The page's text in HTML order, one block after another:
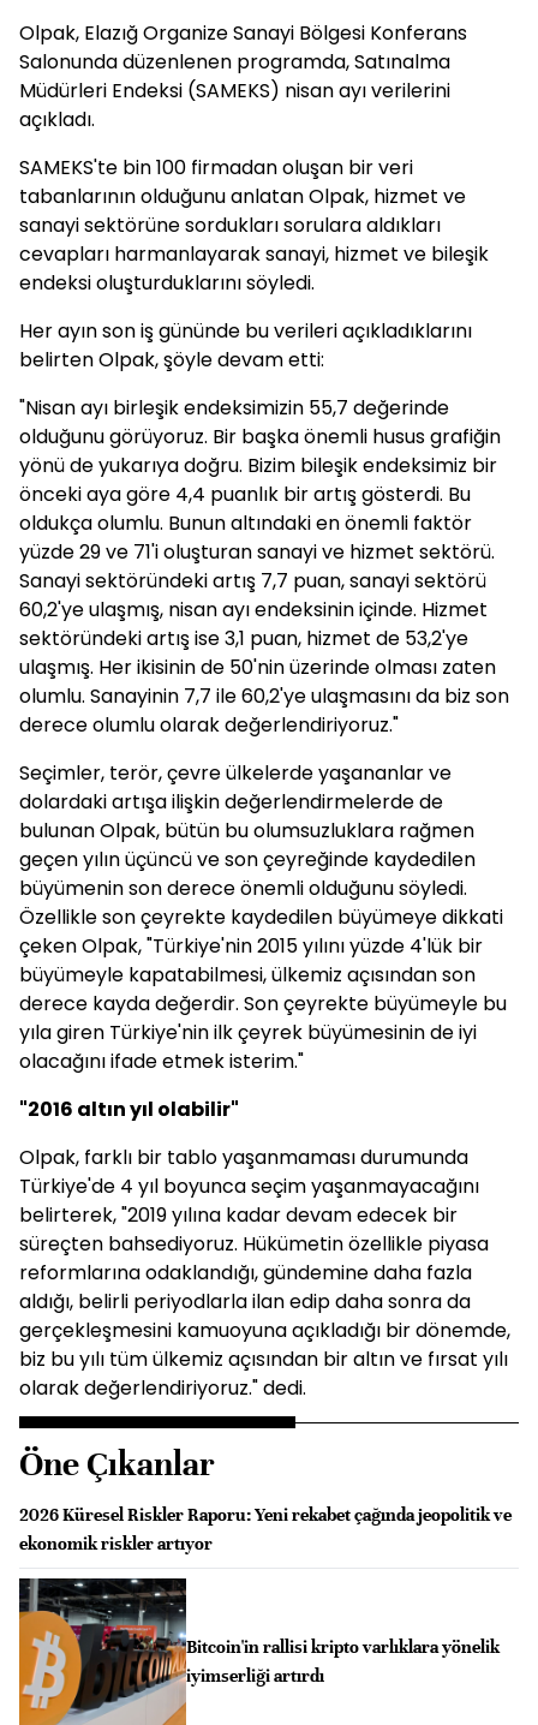
Olpak, Elazığ Organize Sanayi Bölgesi Konferans
Salonunda düzenlenen programda, Satınalma
Müdürleri Endeksi (SAMEKS) nisan ayı verilerini
açıkladı.
SAMEKS'te bin 100 firmadan oluşan bir veri
tabanlarının olduğunu anlatan Olpak, hizmet ve
sanayi sektörüne sordukları sorulara aldıkları
cevapları harmanlayarak sanayi, hizmet ve bileşik
endeksi oluşturduklarını söyledi.
Her ayın son iş gününde bu verileri açıkladıklarını
belirten Olpak, şöyle devam etti:
"Nisan ayı birleşik endeksimizin 55,7 değerinde
olduğunu görüyoruz. Bir başka önemli husus grafiğin
yönü de yukarıya doğru. Bizim bileşik endeksimiz bir
önceki aya göre 4,4 puanlık bir artış gösterdi. Bu
oldukça olumlu. Bunun altındaki en önemli faktör
yüzde 29 ve 71'i oluşturan sanayi ve hizmet sektörü.
Sanayi sektöründeki artış 7,7 puan, sanayi sektörü
60,2'ye ulaşmış, nisan ayı endeksinin içinde. Hizmet
sektöründeki artış ise 3,1 puan, hizmet de 53,2'ye
ulaşmış. Her ikisinin de 50'nin üzerinde olması zaten
olumlu. Sanayinin 7,7 ile 60,2'ye ulaşmasını da biz son
derece olumlu olarak değerlendiriyoruz."
Seçimler, terör, çevre ülkelerde yaşananlar ve
dolardaki artışa ilişkin değerlendirmelerde de
bulunan Olpak, bütün bu olumsuzluklara rağmen
geçen yılın üçüncü ve son çeyreğinde kaydedilen
büyümenin son derece önemli olduğunu söyledi.
Özellikle son çeyrekte kaydedilen büyümeye dikkati
çeken Olpak, "Türkiye'nin 2015 yılını yüzde 4'lük bir
büyümeyle kapatabilmesi, ülkemiz açısından son
derece kayda değerdir. Son çeyrekte büyümeyle bu
yıla giren Türkiye'nin ilk çeyrek büyümesinin de iyi
olacağını ifade etmek isterim."
"2016 altın yıl olabilir"
Olpak, farklı bir tablo yaşanmaması durumunda
Türkiye'de 4 yıl boyunca seçim yaşanmayacağını
belirterek, "2019 yılına kadar devam edecek bir
süreçten bahsediyoruz. Hükümetin özellikle piyasa
reformlarına odaklandığı, gündemine daha fazla
aldığı, belirli periyodlarla ilan edip daha sonra da
gerçekleşmesini kamuoyuna açıkladığı bir dönemde,
biz bu yılı tüm ülkemiz açısından bir altın ve fırsat yılı
olarak değerlendiriyoruz." dedi.
Öne Çıkanlar
2026 Küresel Riskler Raporu: Yeni rekabet çağında jeopolitik ve
ekonomik riskler artıyor
Bitcoin'in rallisi kripto varlıklara yönelik
iyimserliği artırdı